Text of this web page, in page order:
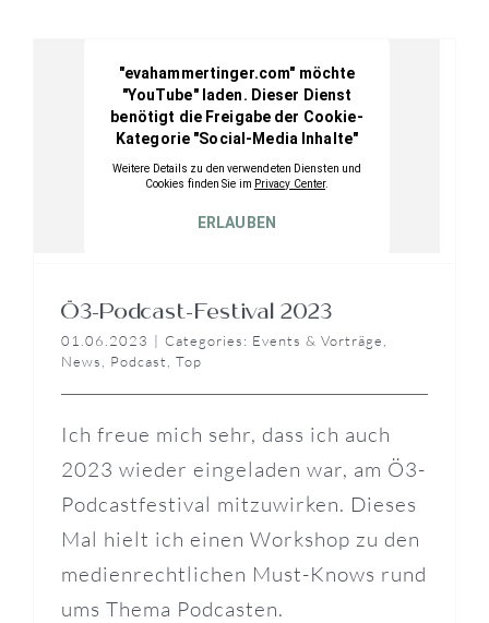
Ö3-Podcast-Festival 2023
01.06.2023 | Categories: Events & Vorträge
News
Podcast Top
Ich freue mich sehr, dass ich auch
2023 wieder eingeladen war, am Ö3-
Podcastfestival mitzuwirken. Dieses
Mal hielt ich einen Workshop zu den
medienrechtlichen Must-Knows rund
ums Thema Podcasten.